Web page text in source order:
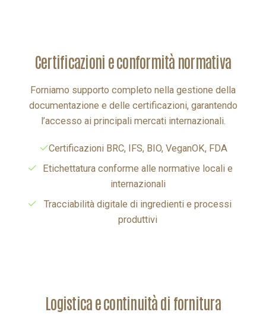
Forniamo supporto completo nella gestione della
l’accesso ai principali mercati internazionali.
Certificazioni BRC, IFS, BIO, VeganOK, FDA
internazionali
Tracciabilità digitale di ingredienti e processi
produttivi
Garantiamo consegne puntuali e gestione